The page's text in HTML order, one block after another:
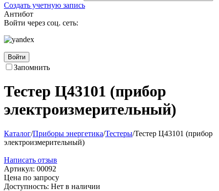
Создать учетную запись
Антибот
Войти через соц. сеть:
Войти
Запомнить
Тестер Ц43101 (прибор
электроизмерительный)
Каталог/Приборы энергетика/Тестеры/Тестер Ц43101 (прибор
электроизмерительный)
Написать отзыв
Артикул: 00092
Цена по запросу
Доступность: Нет в наличии